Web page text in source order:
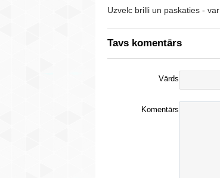
Uzvelc brilli un paskaties -
Tavs komentārs
Vārds
Komentārs